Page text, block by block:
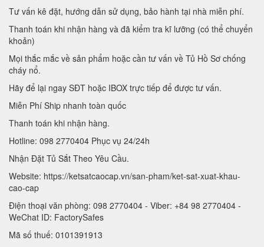
Tư vấn kê đặt, hướng dẫn sử dụng, bảo hành tại nhà miễn phí.
Thanh toán khi nhận hàng và đã kiểm tra kĩ lưỡng (có thể chuyển
khoản)
Mọi thắc mắc về sản phẩm hoặc cần tư vấn về Tủ Hồ Sơ chống
cháy nổ.
Hãy để lại ngay SĐT hoặc IBOX trực tiếp để được tư vấn.
Miễn Phí Ship nhanh toàn quốc
Thanh toán khi nhận hàng.
Hotline: 098 2770404 Phục vụ 24/24h
Nhận Đặt Tủ Sắt Theo Yêu Cầu.
Website: https://ketsatcaocap.vn/san-pham/ket-sat-xuat-khau-
cao-cap
Điện thoại văn phòng: 098 2770404 - Viber: +84 98 2770404 -
WeChat ID: FactorySafes
Mã số thuế: 0101391913